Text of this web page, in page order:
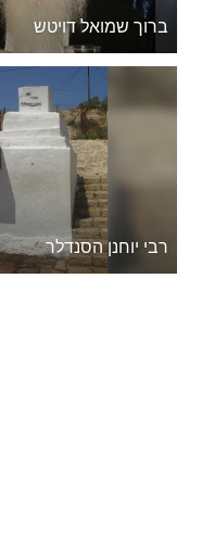
ברוך שמואל דויטש
רבי יוחנן הסנדלר